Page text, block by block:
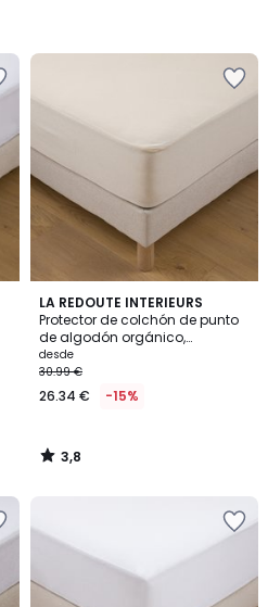
LA REDOUTE INTERIEURS
Protector de colchón de punto
de algodón orgánico,
impermeable, altura máxima
22 cm
desde
30.99 €
26.34 € -15%
3,8
/ 5
3,8
/